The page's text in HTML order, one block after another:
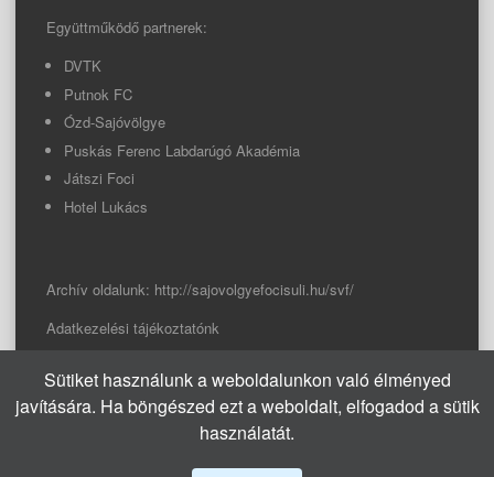
Együttműködő partnerek:
DVTK
Putnok FC
Ózd-Sajóvölgye
Puskás Ferenc Labdarúgó Akadémia
Játszi Foci
Hotel Lukács
Archív oldalunk: http://sajovolgyefocisuli.hu/svf/
Adatkezelési tájékoztatónk
© 2026 Sajóvölgye Focisuli
info@sajovolgyefocisuli.hu
Sütiket használunk a weboldalunkon való élményed
javítására. Ha böngészed ezt a weboldalt, elfogadod a sütik
használatát.